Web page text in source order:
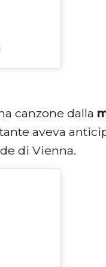
canzone dalla
aveva
di Vienna.